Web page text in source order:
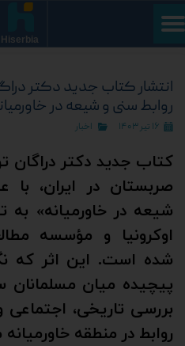
حساب کاربری من
سفارشات
Hiserbia
انتشار کتاب جدید دکتر
روابط سنی و شیعه در
۱۶ تیر ۱۴۰۳ اخبار
کتاب جدید دکتر دراگان
صربستان در ایران، با
شیعه در خاورمیانه» به
اوکرونیا و مؤسسه
شده است. این اثر که
پیچیده میان مسلمانان
بررسی تاریخی،
روابط در منطقه خاورمیانه